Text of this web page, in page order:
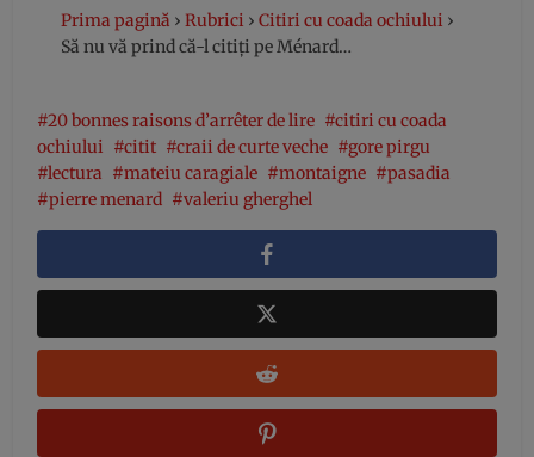
Prima pagină › Rubrici › Citiri cu coada ochiului ›
Să nu vă prind că-l citiți pe Ménard…
20 bonnes raisons d’arrêter de lire
citiri cu coada
ochiului
citit craii de curte veche
gore pirgu
lectura
mateiu caragiale montaigne
pasadia
pierre menard
valeriu gherghel